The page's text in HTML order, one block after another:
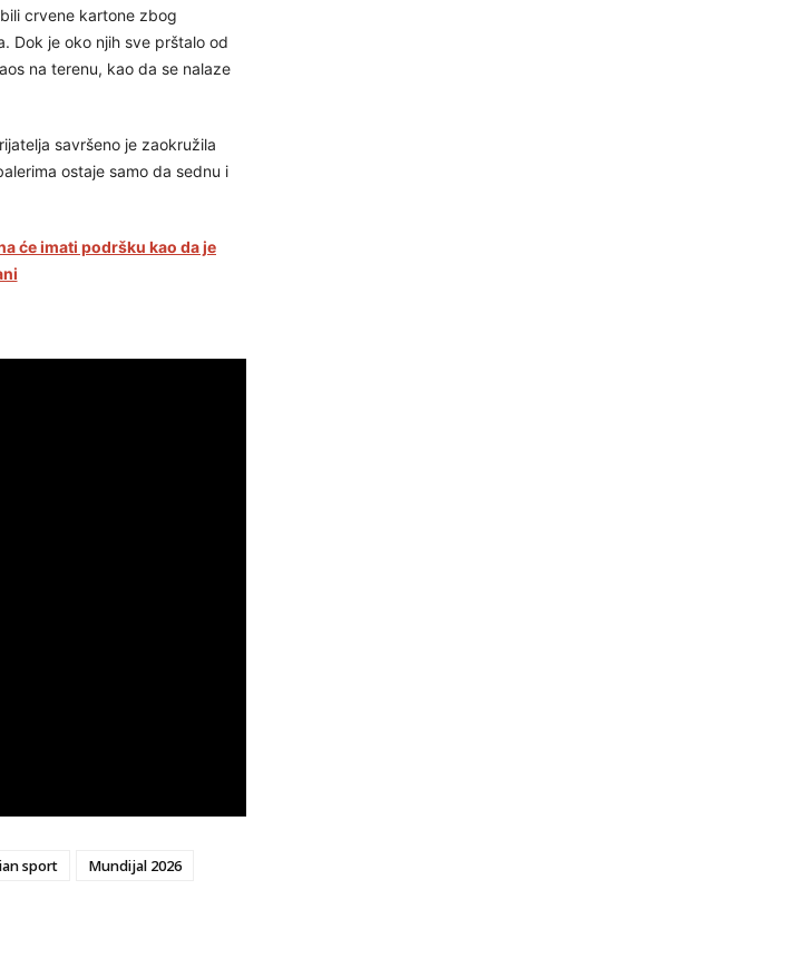
crvene kartone zbog
Dok je oko njih sve prštalo od
na terenu, kao da se nalaze
savršeno je zaokružila
ostaje samo da sednu i
će imati podršku kao da je
sport
Mundijal 2026